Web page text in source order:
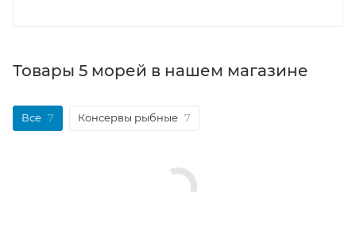
Товары 5 морей в нашем магазине
Все 7 Консервы рыбные 7